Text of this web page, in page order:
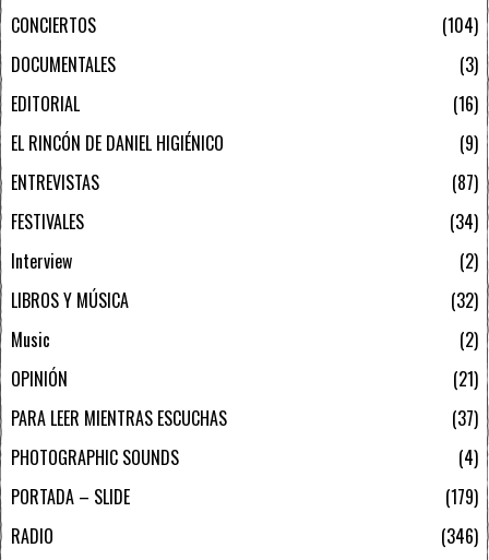
CONCIERTOS
104
DOCUMENTALES
3
EDITORIAL
16
EL RINCÓN DE DANIEL HIGIÉNICO
9
ENTREVISTAS
87
FESTIVALES
34
Interview
2
LIBROS Y MÚSICA
32
Music
2
OPINIÓN
21
PARA LEER MIENTRAS ESCUCHAS
37
PHOTOGRAPHIC SOUNDS
4
PORTADA – SLIDE
179
RADIO
346